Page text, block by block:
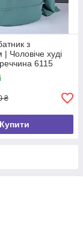
з
Чоловіче худі
6115
₴
Купити